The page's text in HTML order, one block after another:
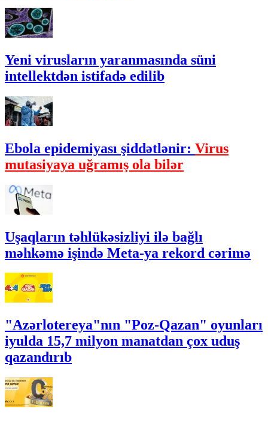
Yeni virusların yaranmasında süni
intellektdən istifadə edilib
Ebola epidemiyası şiddətlənir: Virus
mutasiyaya uğramış ola bilər
Uşaqların təhlükəsizliyi ilə bağlı
məhkəmə işində Meta-ya rekord cərimə
"Azərlotereya"nın "Poz-Qazan" oyunları
iyulda 15,7 milyon manatdan çox uduş
qazandırıb